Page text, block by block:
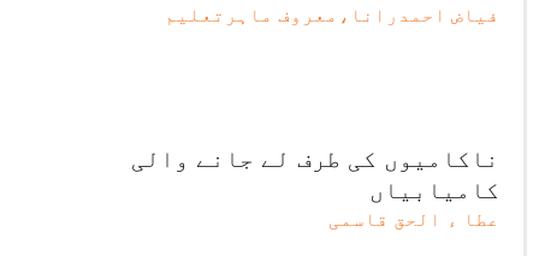
فیاض احمدرانا،معروف ماہرتعلیم
ناکامیوں کی طرف لے جانے والی
کامیابیاں
عطا ء الحق قاسمی